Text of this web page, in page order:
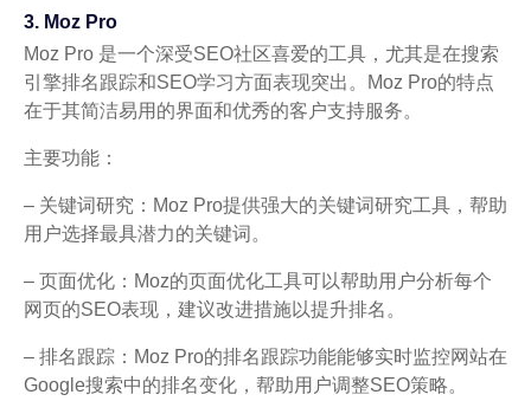
3. Moz Pro
Moz Pro 是一个深受SEO社区喜爱的工具，尤其是在搜索
引擎排名跟踪和SEO学习方面表现突出。Moz Pro的特点
在于其简洁易用的界面和优秀的客户支持服务。
主要功能：
– 关键词研究：Moz Pro提供强大的关键词研究工具，帮助
用户选择最具潜力的关键词。
– 页面优化：Moz的页面优化工具可以帮助用户分析每个
网页的SEO表现，建议改进措施以提升排名。
– 排名跟踪：Moz Pro的排名跟踪功能能够实时监控网站在
Google搜索中的排名变化，帮助用户调整SEO策略。